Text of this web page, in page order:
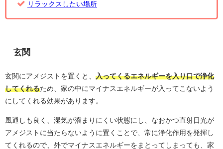
リラックスしたい場所
玄関
玄関にアメジストを置くと、 入ってくるエネルギーを入り口で浄化
してくれるため、家の中にマイナスエネルギーが入ってこないよう
にしてくれる効果があります。
風通しも良く、湿気が溜まりにくい状態にし、なおかつ直射日光が
アメジストに当たらないように置くことで、常に浄化作用を発揮し
てくれるので、外でマイナスエネルギーをまとってしまっても、家